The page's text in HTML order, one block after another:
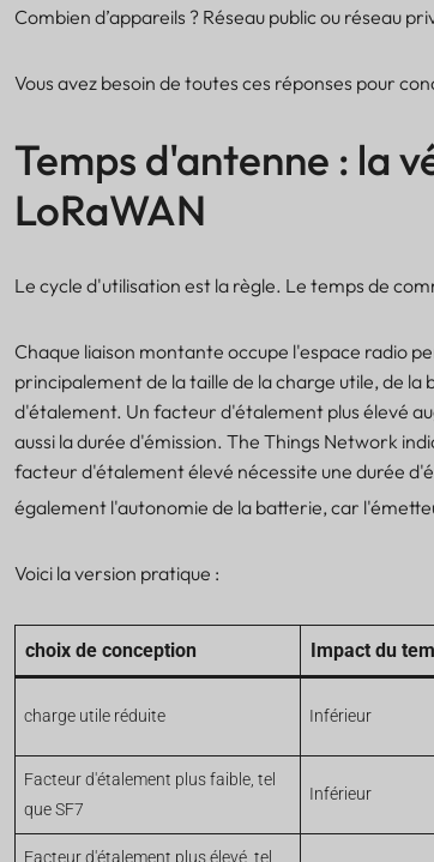
Combien d’appareils ? Réseau public ou réseau
Vous avez besoin de toutes ces réponses pour
Temps d'antenne : la
LoRaWAN
Le cycle d'utilisation est la règle. Le temps de
Chaque liaison montante occupe l'espace radio
principalement de la taille de la charge utile, de
d'étalement. Un facteur d'étalement plus élevé
aussi la durée d'émission. The Things Network
facteur d'étalement élevé nécessite une durée
également l'autonomie de la batterie, car
Voici la version pratique :
choix de conception Impact du
charge utile réduite Inférieur
Facteur d'étalement plus faible, tel
que SF7
Inférieur